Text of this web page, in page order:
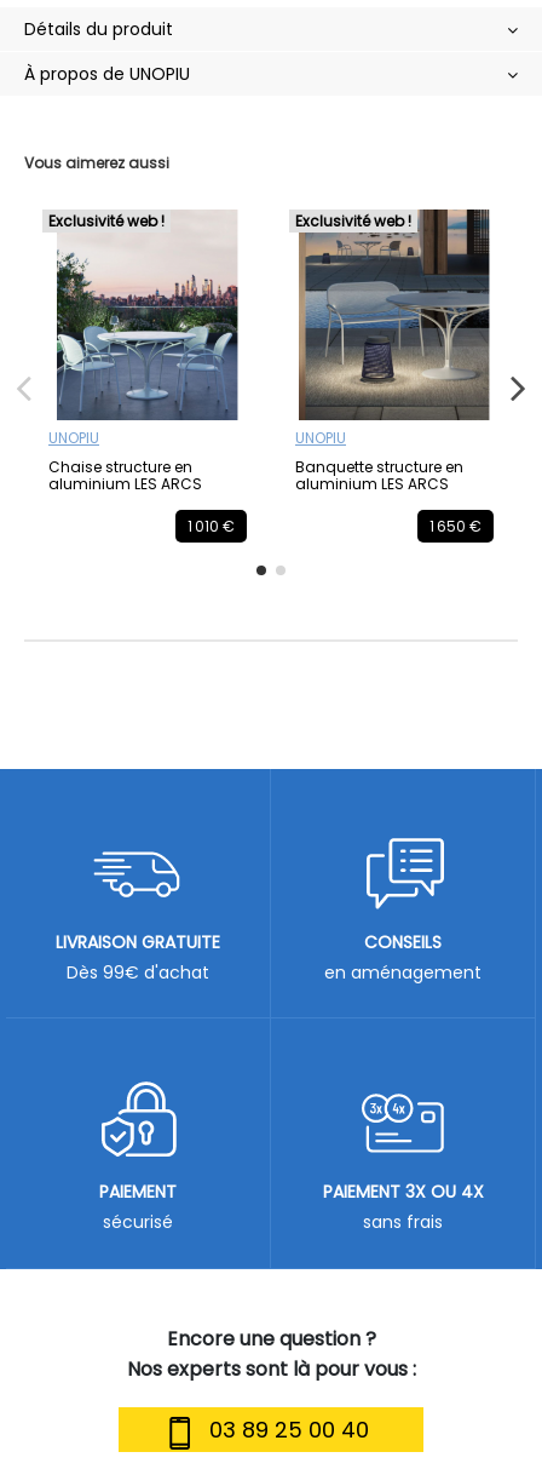
Vous aimerez aussi
Exclusivité web !
UNOPIU
Chaise structure en
aluminium LES ARCS
1 010 €
Exclusivité web !
UNOPIU
Banquette structure en
aluminium LES ARCS
1 650 €
Détails du produit
À propos de UNOPIU
Encore une question ?
Nos experts sont là pour vous :
03 89 25 00 40
LIVRAISON GRATUITE
Dès 99€ d'achat
CONSEILS
en aménagement
PAIEMENT
sécurisé
PAIEMENT 3X OU 4X
sans frais